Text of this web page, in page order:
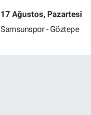
17 Ağustos, Pazartesi
Samsunspor - Göztepe